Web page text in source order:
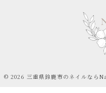
© 2026 三重県鈴鹿市のネイルな